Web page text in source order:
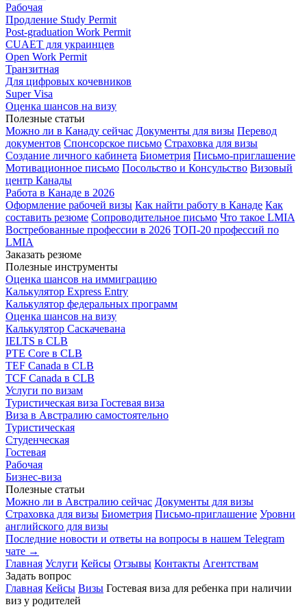
Рабочая
Продление Study Permit
Post-graduation Work Permit
CUAET для украинцев
Open Work Permit
Транзитная
Для цифровых кочевников
Super Visa
Оценка шансов на визу
Полезные статьи
Можно ли в Канаду сейчас Документы для визы Перевод
документов Спонсорское письмо Страховка для визы
Создание личного кабинета Биометрия Письмо-приглашение
Мотивационное письмо Посольство и Консульство Визовый
центр Канады
Работа в Канаде в 2026
Оформление рабочей визы Как найти работу в Канаде Как
составить резюме Сопроводительное письмо Что такое LMIA
Востребованные профессии в 2026 ТОП-20 профессий по
LMIA
Заказать резюме
Полезные инструменты
Оценка шансов на иммиграцию
Калькулятор Express Entry
Калькулятор федеральных программ
Оценка шансов на визу
Калькулятор Саскачевана
IELTS в CLB
PTE Core в CLB
TEF Canada в CLB
TCF Canada в CLB
Услуги по визам
Туристическая виза Гостевая виза
Виза в Австралию самостоятельно
Туристическая
Студенческая
Гостевая
Рабочая
Бизнес-виза
Полезные статьи
Можно ли в Австралию сейчас Документы для визы
Страховка для визы Биометрия Письмо-приглашение Уровни
английского для визы
Последние новости и ответы на вопросы в нашем Telegram
чате →
Главная Услуги Кейсы Отзывы Контакты Агентствам
Задать вопрос
Главная Кейсы Визы Гостевая виза для ребенка при наличии
виз у родителей